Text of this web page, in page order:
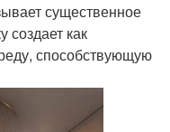
существенное
создает как
способствующую